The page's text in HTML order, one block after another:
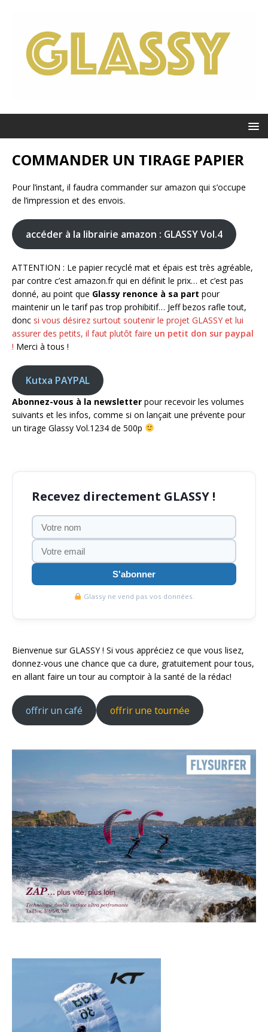
COMMANDER UN TIRAGE PAPIER
Pour l’instant, il faudra commander sur amazon qui s’occupe
de l’impression et des envois.
accéder à la librairie amazon : GLASSY Vol.4
ATTENTION : Le papier recyclé mat et épais est très agréable,
par contre c’est amazon.fr qui en définit le prix… et c’est pas
donné, au point que Glassy renonce à sa part pour
maintenir un le tarif pas trop prohibitif… Jeff bezos rafle tout,
donc si vous désirez surtout soutenir le projet GLASSY et lui
assurer des petits, il faut plutôt faire un petit don sur paypal
! Merci à tous !
Kutxa PAYPAL
Abonnez-vous à la newsletter pour recevoir les volumes
suivants et les infos, comme si on lançait une prévente pour
un tirage Glassy Vol.1234 de 500p
Recevez directement GLASSY !
S'abonner
Glassy ne vend pas vos données.
Bienvenue sur GLASSY ! Si vous appréciez ce que vous lisez,
donnez-vous une chance que ca dure, gratuitement pour tous,
en allant faire un tour au comptoir à la santé de la rédac!
offrir un café offrir une tournée